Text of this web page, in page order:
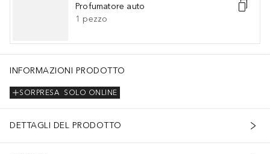
Profumatore auto
1 pezzo
INFORMAZIONI PRODOTTO
SOLO ONLINE
SORPRESA
DETTAGLI DEL PRODOTTO